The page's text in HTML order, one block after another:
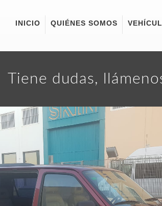
INICIO QUIÉNES SOMOS
Tiene dudas,